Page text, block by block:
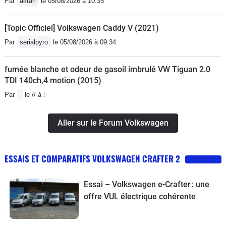
[Topic Officiel] Volkswagen Caddy V (2021)
Par serialpyro le 05/08/2026 à 09:34
fumée blanche et odeur de gasoil imbrulé VW Tiguan 2.0
TDI 140ch,4 motion (2015)
Par le // à :
Aller sur le Forum Volkswagen
ESSAIS ET COMPARATIFS VOLKSWAGEN CRAFTER 2
Essai – Volkswagen e-Crafter : une
offre VUL électrique cohérente